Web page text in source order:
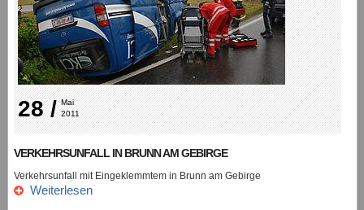
28 / Mai
2011
VERKEHRSUNFALL IN BRUNN AM GEBIRGE
Verkehrsunfall mit Eingeklemmtem in Brunn am Gebirge
Weiterlesen